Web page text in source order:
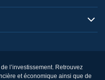
l’investissement. Retrouvez
et économique ainsi que de